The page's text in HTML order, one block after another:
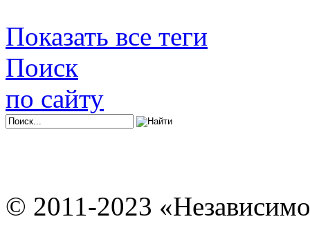
Показать все теги
Поиск
по сайту
© 2011-2023